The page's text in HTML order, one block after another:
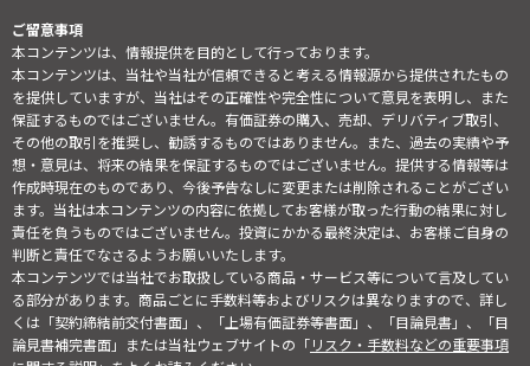
ご留意事項
本コンテンツは、情報提供を目的として行っております。
本コンテンツは、当社や当社が信頼できると考える情報源から提供されたもの
を提供していますが、当社はその正確性や完全性について意見を表明し、また
保証するものではございません。有価証券の購入、売却、デリバティブ取引、
その他の取引を推奨し、勧誘するものではありません。また、過去の実績や予
想・意見は、将来の結果を保証するものではございません。提供する情報等は
作成時現在のものであり、今後予告なしに変更または削除されることがござい
ます。当社は本コンテンツの内容に依拠してお客様が取った行動の結果に対し
責任を負うものではございません。投資にかかる最終決定は、お客様ご自身の
判断と責任でなさるようお願いいたします。
本コンテンツでは当社でお取扱している商品・サービス等について言及してい
る部分があります。商品ごとに手数料等およびリスクは異なりますので、詳し
くは「契約締結前交付書面」、「上場有価証券等書面」、「目論見書」、「目
論見書補完書面」または当社ウェブサイトの「リスク・手数料などの重要事項